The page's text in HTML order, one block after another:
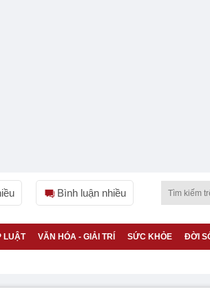
Bình luận nhiều
LUẬT VĂN HÓA - GIẢI TRÍ SỨC KHỎE ĐỜI